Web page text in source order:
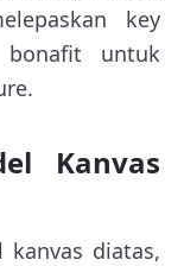
key
untuk
Kanvas
kanvas diatas,